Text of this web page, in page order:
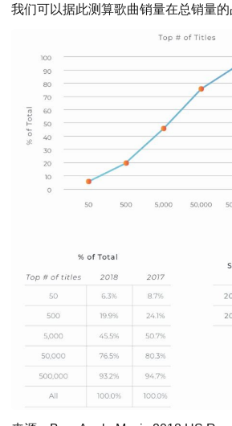
我们可以据此测算歌曲销量在总销量的